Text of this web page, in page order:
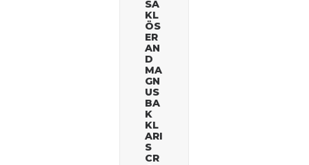
SA
KL
ÖS
ER
AN
D
MA
GN
US
BA
K
KL
ARI
S
CR